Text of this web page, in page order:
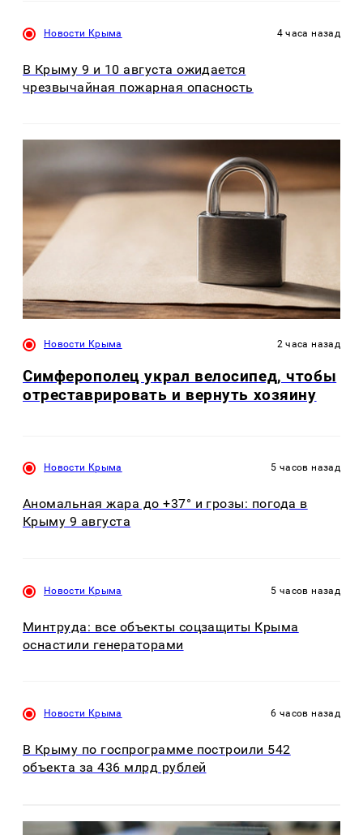
Новости Крыма 4 часа назад
В Крыму 9 и 10 августа ожидается
чрезвычайная пожарная опасность
Новости Крыма 2 часа назад
Симферополец украл велосипед, чтобы
отреставрировать и вернуть хозяину
Новости Крыма 5 часов назад
Аномальная жара до +37° и грозы: погода в
Крыму 9 августа
Новости Крыма 5 часов назад
Минтруда: все объекты соцзащиты Крыма
оснастили генераторами
Новости Крыма 6 часов назад
В Крыму по госпрограмме построили 542
объекта за 436 млрд рублей